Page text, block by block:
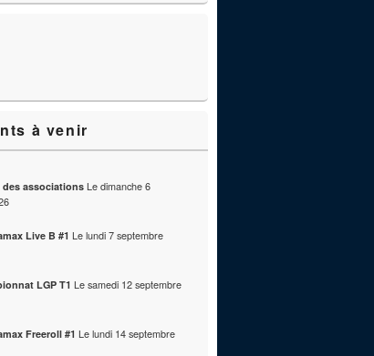
à venir
associationsLedimanche 6
Live B #1 Lelundi 7 septembre
LGP T1 Lesamedi 12 septembre
Freeroll #1 Lelundi 14 septembre